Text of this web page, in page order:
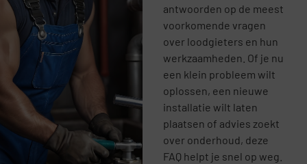
antwoorden op de meest
voorkomende vragen
over loodgieters en hun
werkzaamheden. Of je nu
een klein probleem wilt
oplossen, een nieuwe
installatie wilt laten
plaatsen of advies zoekt
over onderhoud, deze
FAQ helpt je snel op weg.